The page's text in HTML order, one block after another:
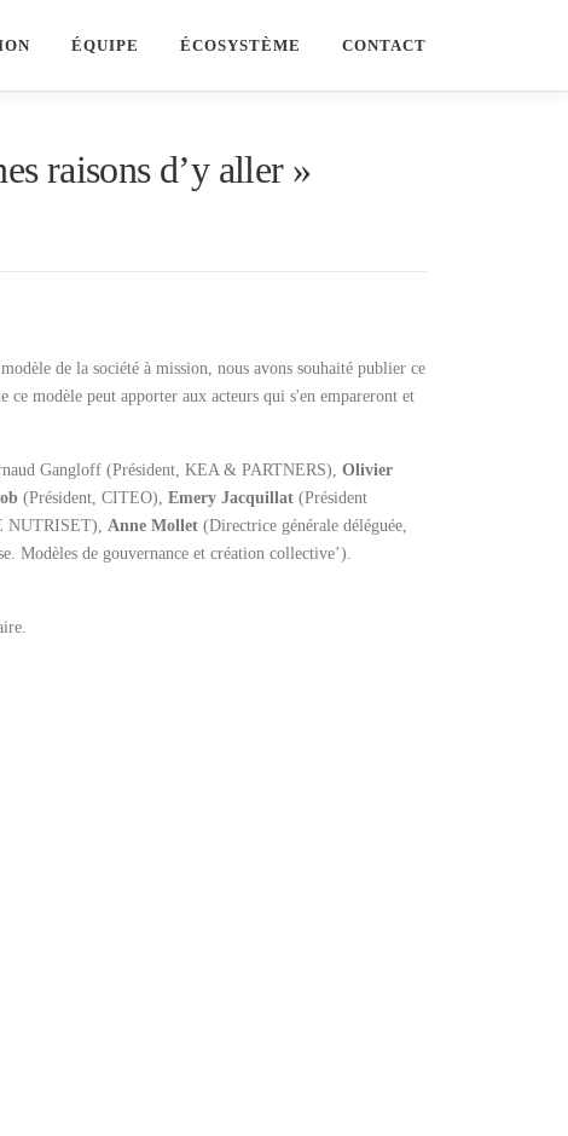
ÉQUIPE ÉCOSYSTÈME CONTACT
raisons d’y aller »
de la société à mission, nous avons souhaité publier ce
modèle peut apporter aux acteurs qui s'en empareront et
Gangloff (Président, KEA & PARTNERS), Olivier
(Président, CITEO), Emery Jacquillat (Président
NUTRISET), Anne Mollet (Directrice générale déléguée,
Modèles de gouvernance et création collective’).